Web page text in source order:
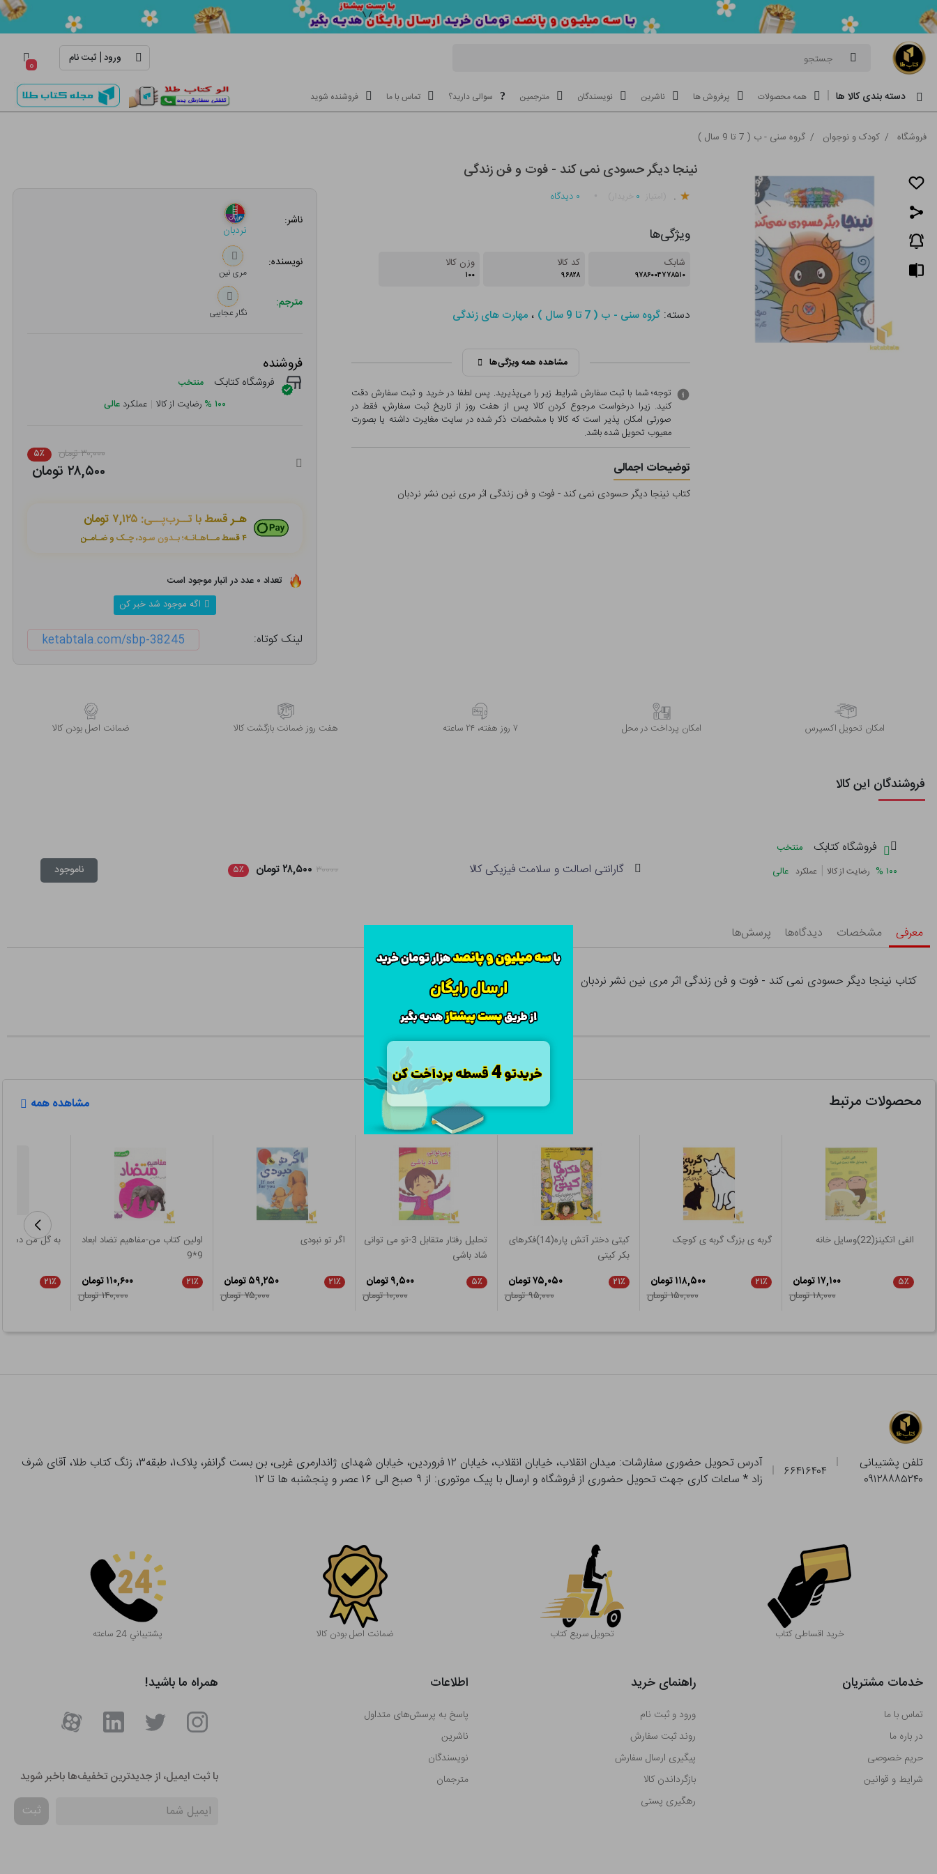
جستجو ورود| ثبت نام ۰
دسته بندی کالا ها همه محصولات پرفروش ها ناشرین نویسندگان مترجمین سوالی دارید؟ تماس با ما فروشنده شوید
فروشگاه / کودک و نوجوان / گروه سنی - ب ( 7 تا 9 سال )
نینجا دیگر حسودی نمی کند - فوت و فن زندگی
. ۰ ۰ دیدگاه
ویژگی‌ها
شابک
۹۷۸۶۰۰۴۷۷۸۵۱۰
کد کالا
۹۶۸۲۸
وزن کالا
۱۰۰
دسته: گروه سنی - ب ( 7 تا 9 سال ) ، مهارت های زندگی
مشاهده همه ویژگی‌ها
توجه؛ شما با ثبت سفارش شرایط زیر را می‌پذیرید. پس لطفا در خرید و ثبت سفارش دقت
کنید. زیرا درخواست مرجوع کردن کالا پس از هفت روز از تاریخ ثبت سفارش، فقط در
صورتی امکان پذیر است که کالا با مشخصات ذکر شده در سایت مغایرت داشته یا بصورت
معيوب تحویل شده باشد.
توضیحات اجمالی
کتاب نینجا دیگر حسودی نمی کند - فوت و فن زندگی اثر مری نین نشر نردبان
ناشر:
نردبان
نویسنده:
مری نین
مترجم:
نگار عجایبی
فروشنده
فروشگاه کتابک منتخب
۱۰۰ % رضایت از کالا | عملکرد عالی
۳۰,۰۰۰ تومان ۵٪
۲۸,۵۰۰ تومان
هـر قسط با تــرب‌پــی: ۷,۱۲۵ تومان
۴ قسط مــاهـانـه؛ بـدون سـود، چـک و ضـامـن
تعداد ۰ عدد در انبار موجود است
اگه موجود شد خبر کن
لینک کوتاه: ketabtala.com/sbp-38245
اﻣﮑﺎن ﺗﺤﻮﯾﻞ اﮐﺴﭙﺮس امکان پرداخت در محل ۷ روز ﻫﻔﺘﻪ، ۲۴ ﺳﺎﻋﺘﻪ هفت روز ضمانت بازگشت کالا ﺿﻤﺎﻧﺖ اﺻﻞ ﺑﻮدن ﮐﺎﻟﺎ
فروشندگان این کالا
فروشگاه کتابک
منتخب
۱۰۰ % رضایت از کالا | عملکرد عالی گارانتی اصالت و سلامت فیزیکی کالا ۳۰۰۰۰ ۲۸,۵۰۰ تومان ۵٪ ناموجود
معرفی مشخصات دیدگاه‌ها پرسش‌ها
کتاب نینجا دیگر حسودی نمی کند - فوت و فن زندگی اثر مری نین نشر نردبان
محصولات مرتبط مشاهده همه
الفی اتکینز(22)وسایل خانه
۵٪
۱۷,۱۰۰ تومان
۱۸,۰۰۰ تومان
گربه ی بزرگ گربه ی کوچک
۲۱٪
۱۱۸,۵۰۰ تومان
۱۵۰,۰۰۰ تومان
کیتی دختر آتش پاره(14)فکرهای
بکر کیتی
۲۱٪
۷۵,۰۵۰ تومان
۹۵,۰۰۰ تومان
تحلیل رفتار متقابل 3-تو می توانی
شاد باشی
۵٪
۹,۵۰۰ تومان
۱۰,۰۰۰ تومان
اگر تو نبودی
۲۱٪
۵۹,۲۵۰ تومان
۷۵,۰۰۰ تومان
اولین کتاب من-مفاهیم تضاد ابعاد
9*9
۲۱٪
۱۱۰,۶۰۰ تومان
۱۴۰,۰۰۰ تومان
به گل من دست
۲۱٪
تلفن پشتیبانی
۰۹۱۲۸۸۸۵۲۴۰
۶۶۴۱۶۴۰۴
آدرس تحویل حضوری سفارشات: میدان انقلاب، خیابان انقلاب، خیابان ۱۲ فروردین، خیابان شهدای ژاندارمری غربی، بن بست گرانفر، پلاک۱، طبقه۳، زنگ کتاب طلا، آقای شرف
زاد * ساعات کاری جهت تحویل حضوری از فروشگاه و ارسال با پیک موتوری: از ۹ صبح الی ۱۶ عصر و پنجشنبه ها تا ۱۲
خرید اقساطی کتاب تحویل سریع کتاب
بصورت حضوری از آدرس تحویل حضوری سفارش خود را بدون هیچ هزینه ای تحویل بگیرید.
ضمانت اصل بودن کالا پشتيباني 24 ساعته
خدمات مشتریان
تماس با ما
در باره ما
حریم خصوصی
شرایط و قوانین
راهنمای خرید
ورود و ثبت نام
روند ثبت سفارش
پیگیری ارسال سفارش
بازگرداندن کالا
رهگیری پستی
اطلاعات
پاسخ به پرسش‌های متداول
ناشرین
نویسندگان
مترجمان
همراه ما باشید!
با ثبت ایمیل، از جدید‌ترین تخفیف‌ها با‌خبر شوید
ثبت